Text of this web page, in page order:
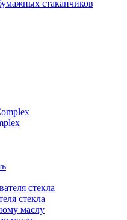
стаканчиков
стекла